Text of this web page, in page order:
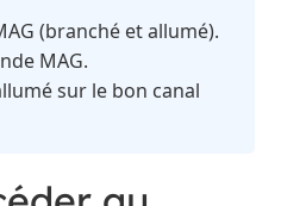
(branché et allumé).
MAG.
sur le bon canal